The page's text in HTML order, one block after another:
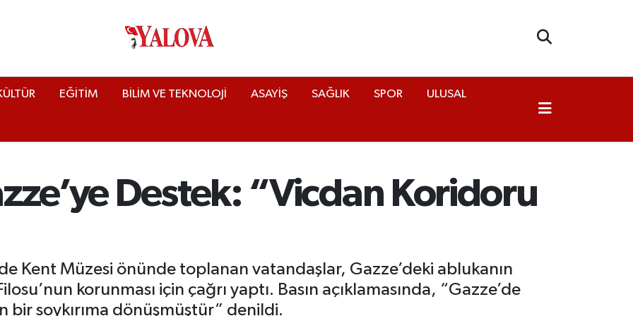
EĞİTİM BİLİM VE TEKNOLOJİ ASAYİŞ SAĞLIK SPOR ULUSAL
Destek: “Vicdan Koridoru
Kent Müzesi önünde toplanan vatandaşlar, Gazze’deki ablukanın
korunması için çağrı yaptı. Basın açıklamasında, “Gazze’de
bir soykırıma dönüşmüştür” denildi.